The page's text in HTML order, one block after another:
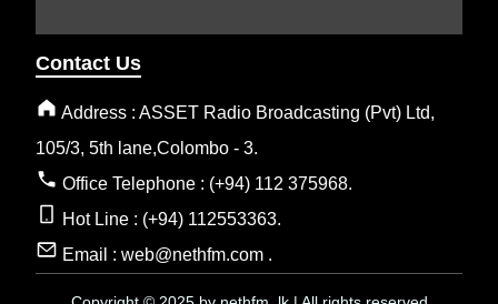
Contact Us
Address : ASSET Radio Broadcasting (Pvt) Ltd,
105/3, 5th lane,Colombo - 3.
Office Telephone : (+94) 112 375968.
Hot Line : (+94) 112553363.
Email : web@nethfm.com .